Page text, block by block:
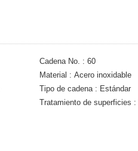
Cadena No.
60
Material
Acero inoxidable
Tipo de cadena
Estándar
Tratamiento de superficies